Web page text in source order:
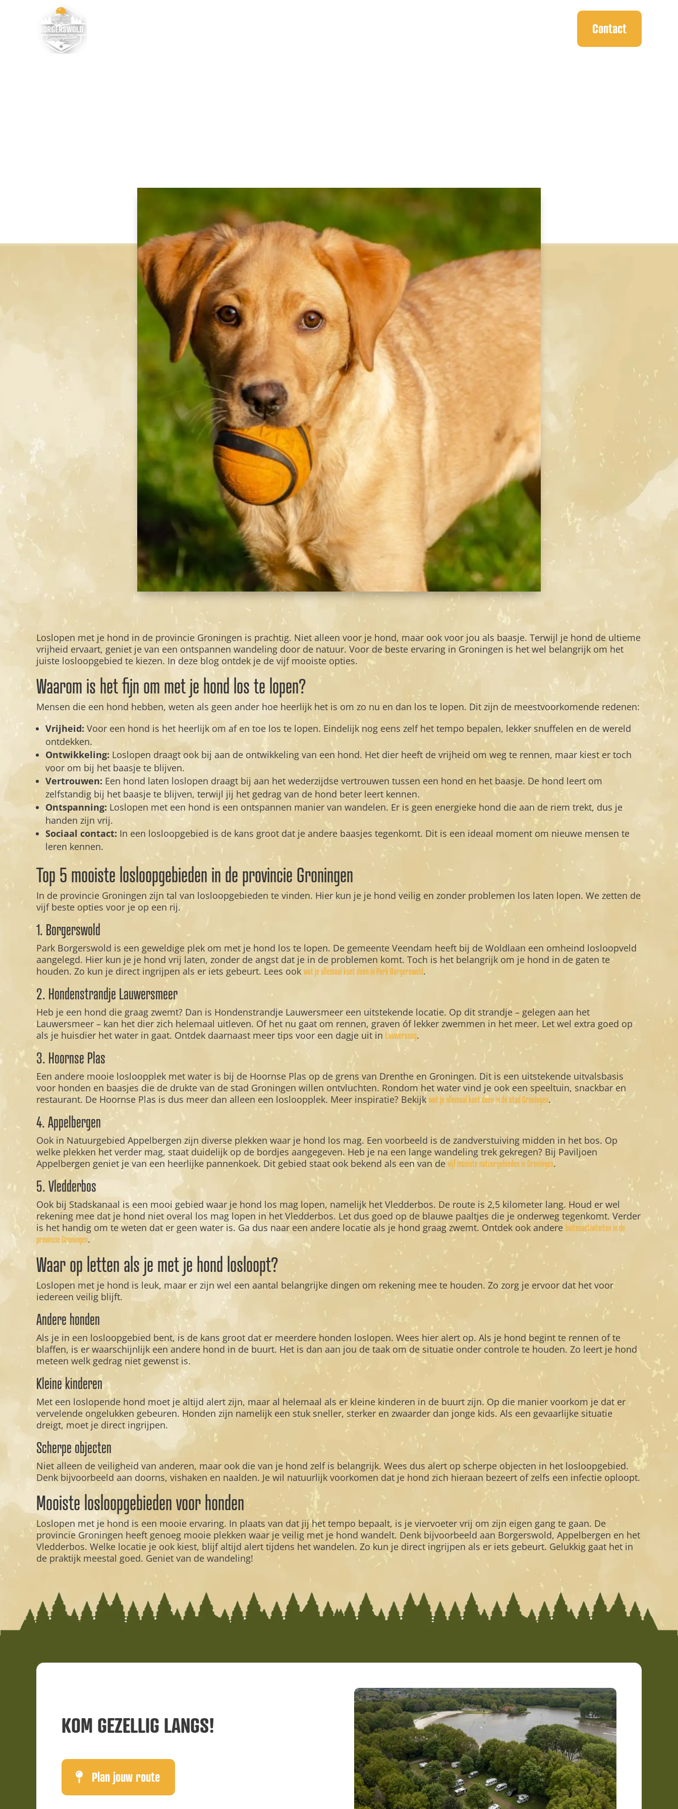
Contact
Loslopen met je hond in de provincie Groningen is prachtig. Niet alleen voor je hond, maar ook voor jou als baasje. Terwijl je hond de ultieme
vrijheid ervaart, geniet je van een ontspannen wandeling door de natuur. Voor de beste ervaring in Groningen is het wel belangrijk om het
juiste losloopgebied te kiezen. In deze blog ontdek je de vijf mooiste opties.
Waarom is het fijn om met je hond los te lopen?
Mensen die een hond hebben, weten als geen ander hoe heerlijk het is om zo nu en dan los te lopen. Dit zijn de meestvoorkomende redenen:
Vrijheid: Voor een hond is het heerlijk om af en toe los te lopen. Eindelijk nog eens zelf het tempo bepalen, lekker snuffelen en de wereld
ontdekken.
Ontwikkeling: Loslopen draagt ook bij aan de ontwikkeling van een hond. Het dier heeft de vrijheid om weg te rennen, maar kiest er toch
voor om bij het baasje te blijven.
Vertrouwen: Een hond laten loslopen draagt bij aan het wederzijdse vertrouwen tussen een hond en het baasje. De hond leert om
zelfstandig bij het baasje te blijven, terwijl jij het gedrag van de hond beter leert kennen.
Ontspanning: Loslopen met een hond is een ontspannen manier van wandelen. Er is geen energieke hond die aan de riem trekt, dus je
handen zijn vrij.
Sociaal contact: In een losloopgebied is de kans groot dat je andere baasjes tegenkomt. Dit is een ideaal moment om nieuwe mensen te
leren kennen.
Top 5 mooiste losloopgebieden in de provincie Groningen
In de provincie Groningen zijn tal van losloopgebieden te vinden. Hier kun je je hond veilig en zonder problemen los laten lopen. We zetten de
vijf beste opties voor je op een rij.
1. Borgerswold
Park Borgerswold is een geweldige plek om met je hond los te lopen. De gemeente Veendam heeft bij de Woldlaan een omheind losloopveld
aangelegd. Hier kun je je hond vrij laten, zonder de angst dat je in de problemen komt. Toch is het belangrijk om je hond in de gaten te
houden. Zo kun je direct ingrijpen als er iets gebeurt. Lees ook wat je allemaal kunt doen in Park Borgerswold.
2. Hondenstrandje Lauwersmeer
Heb je een hond die graag zwemt? Dan is Hondenstrandje Lauwersmeer een uitstekende locatie. Op dit strandje – gelegen aan het
Lauwersmeer – kan het dier zich helemaal uitleven. Of het nu gaat om rennen, graven óf lekker zwemmen in het meer. Let wel extra goed op
als je huisdier het water in gaat. Ontdek daarnaast meer tips voor een dagje uit in Lauwersoog.
3. Hoornse Plas
Een andere mooie losloopplek met water is bij de Hoornse Plas op de grens van Drenthe en Groningen. Dit is een uitstekende uitvalsbasis
voor honden en baasjes die de drukte van de stad Groningen willen ontvluchten. Rondom het water vind je ook een speeltuin, snackbar en
restaurant. De Hoornse Plas is dus meer dan alleen een losloopplek. Meer inspiratie? Bekijk wat je allemaal kunt doen in de stad Groningen.
4. Appelbergen
Ook in Natuurgebied Appelbergen zijn diverse plekken waar je hond los mag. Een voorbeeld is de zandverstuiving midden in het bos. Op
welke plekken het verder mag, staat duidelijk op de bordjes aangegeven. Heb je na een lange wandeling trek gekregen? Bij Paviljoen
Appelbergen geniet je van een heerlijke pannenkoek. Dit gebied staat ook bekend als een van de vijf mooiste natuurgebieden in Groningen.
5. Vledderbos
Ook bij Stadskanaal is een mooi gebied waar je hond los mag lopen, namelijk het Vledderbos. De route is 2,5 kilometer lang. Houd er wel
rekening mee dat je hond niet overal los mag lopen in het Vledderbos. Let dus goed op de blauwe paaltjes die je onderweg tegenkomt. Verder
is het handig om te weten dat er geen water is. Ga dus naar een andere locatie als je hond graag zwemt. Ontdek ook andere buitenactiviteiten in de
provincie Groningen.
Waar op letten als je met je hond losloopt?
Loslopen met je hond is leuk, maar er zijn wel een aantal belangrijke dingen om rekening mee te houden. Zo zorg je ervoor dat het voor
iedereen veilig blijft.
Andere honden
Als je in een losloopgebied bent, is de kans groot dat er meerdere honden loslopen. Wees hier alert op. Als je hond begint te rennen of te
blaffen, is er waarschijnlijk een andere hond in de buurt. Het is dan aan jou de taak om de situatie onder controle te houden. Zo leert je hond
meteen welk gedrag niet gewenst is.
Kleine kinderen
Met een loslopende hond moet je altijd alert zijn, maar al helemaal als er kleine kinderen in de buurt zijn. Op die manier voorkom je dat er
vervelende ongelukken gebeuren. Honden zijn namelijk een stuk sneller, sterker en zwaarder dan jonge kids. Als een gevaarlijke situatie
dreigt, moet je direct ingrijpen.
Scherpe objecten
Niet alleen de veiligheid van anderen, maar ook die van je hond zelf is belangrijk. Wees dus alert op scherpe objecten in het losloopgebied.
Denk bijvoorbeeld aan doorns, vishaken en naalden. Je wil natuurlijk voorkomen dat je hond zich hieraan bezeert of zelfs een infectie oploopt.
Mooiste losloopgebieden voor honden
Loslopen met je hond is een mooie ervaring. In plaats van dat jij het tempo bepaalt, is je viervoeter vrij om zijn eigen gang te gaan. De
provincie Groningen heeft genoeg mooie plekken waar je veilig met je hond wandelt. Denk bijvoorbeeld aan Borgerswold, Appelbergen en het
Vledderbos. Welke locatie je ook kiest, blijf altijd alert tijdens het wandelen. Zo kun je direct ingrijpen als er iets gebeurt. Gelukkig gaat het in
de praktijk meestal goed. Geniet van de wandeling!
KOM GEZELLIG LANGS!
Plan jouw route